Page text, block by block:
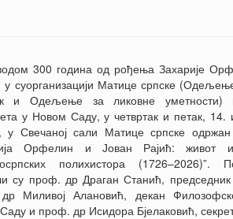
300 година од рођења Захарије
у суорганизацији Матице српске
и Одељење за ликовне уметности)
у Новом Саду, у четвртак и петак, 14.
у Свечаној сали Матице српске одржан
Орфелин и Јован Рајић: живот и
полихистора (1726–2026)”.
су проф. др Драган Станић,
Миливој Алановић, декан
и проф. др Исидора Бјелаковић,